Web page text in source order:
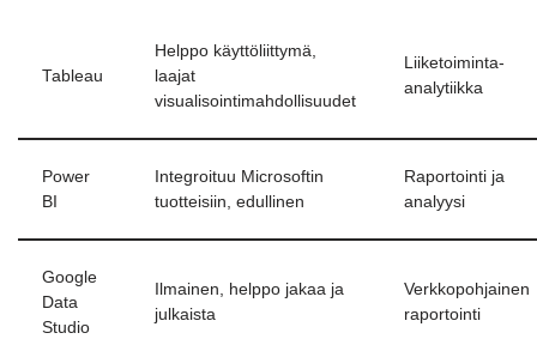
Tableau
Helppo käyttöliittymä,
laajat
visualisointimahdollisuudet
Liiketoiminta-
analytiikka
Power
BI
Integroituu Microsoftin
tuotteisiin, edullinen
Raportointi ja
analyysi
Google
Data
Studio
Ilmainen, helppo jakaa ja
julkaista
Verkkopohjainen
raportointi